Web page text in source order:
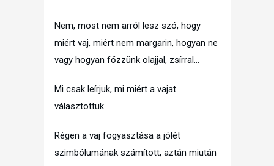
Nem, most nem arról lesz szó, hogy
miért vaj, miért nem margarin, hogyan ne
vagy hogyan főzzünk olajjal, zsírral…
Mi csak leírjuk, mi miért a vajat
választottuk.
Régen a vaj fogyasztása a jólét
szimbólumának számított, aztán miután